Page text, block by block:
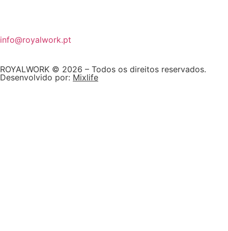
info@royalwork.pt
ROYALWORK © 2026 – Todos os direitos reservados.
Desenvolvido por: Mixlife